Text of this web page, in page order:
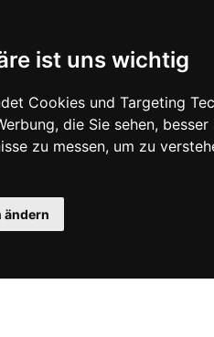
ist uns wichtig
Cookies und Targeting
die Sie sehen,
zu messen, um zu
ändern